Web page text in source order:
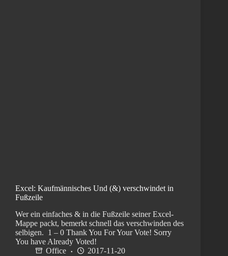
Excel: Kaufmännisches Und (&) verschwindet in
Fußzeile
Wer ein einfaches & in die Fußzeile seiner Excel-
Mappe packt, bemerkt schnell das verschwinden des
selbigen. 1 – 0 Thank You For Your Vote! Sorry
You have Already Voted!
Office
2017-11-20